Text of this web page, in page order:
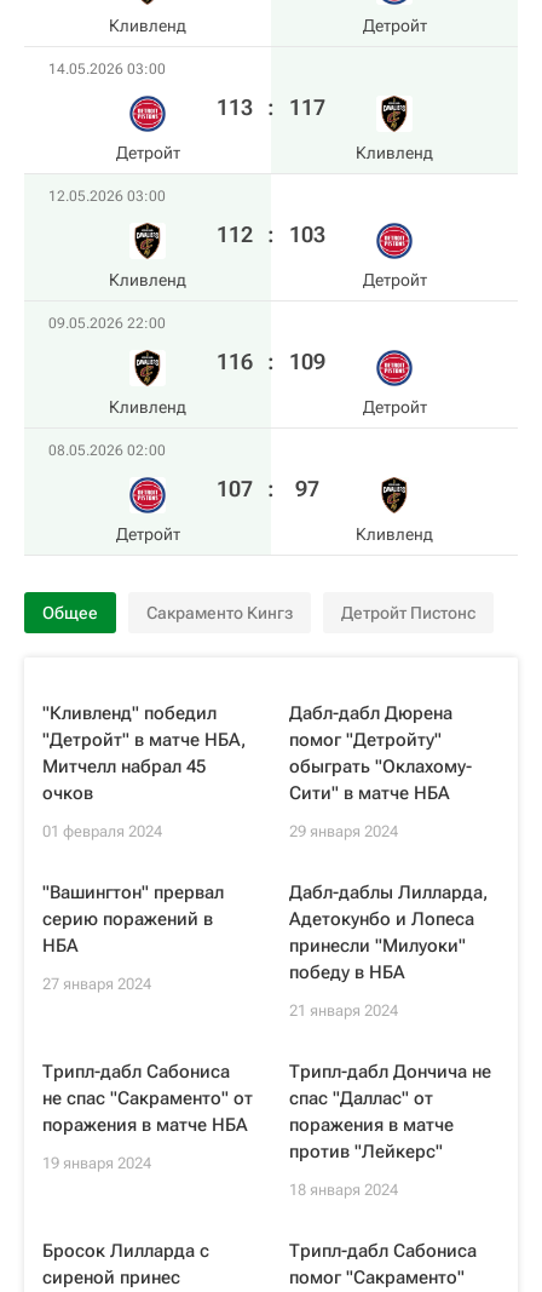
Кливленд Детройт
14.05.2026 03:00
Детройт
113 : 117
Кливленд
12.05.2026 03:00
Кливленд
112 : 103
Детройт
09.05.2026 22:00
Кливленд
116 : 109
Детройт
08.05.2026 02:00
Детройт
107 : 97
Кливленд
Общее Сакраменто Кингз Детройт Пистонс
"Кливленд" победил
"Детройт" в матче НБА,
Митчелл набрал 45
очков
01 февраля 2024
Дабл-дабл Дюрена
помог "Детройту"
обыграть "Оклахому-
Сити" в матче НБА
29 января 2024
"Вашингтон" прервал
серию поражений в
НБА
27 января 2024
Дабл-даблы Лилларда,
Адетокунбо и Лопеса
принесли "Милуоки"
победу в НБА
21 января 2024
Трипл-дабл Сабониса
не спас "Сакраменто" от
поражения в матче НБА
19 января 2024
Трипл-дабл Дончича не
спас "Даллас" от
поражения в матче
против "Лейкерс"
18 января 2024
Бросок Лилларда с
сиреной принес
Трипл-дабл Сабониса
помог "Сакраменто"